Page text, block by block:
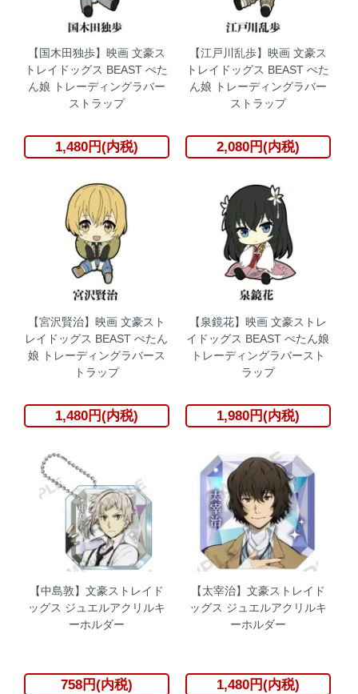
【国木田独歩】映画 文豪ス
トレイドッグス BEAST ぺた
ん娘 トレーディングラバー
ストラップ
1,480円(内税)
【江戸川乱歩】映画 文豪ス
トレイドッグス BEAST ぺた
ん娘 トレーディングラバー
ストラップ
2,080円(内税)
【宮沢賢治】映画 文豪スト
レイドッグス BEAST ぺたん
娘 トレーディングラバース
トラップ
1,480円(内税)
【泉鏡花】映画 文豪ストレ
イドッグス BEAST ぺたん娘
トレーディングラバースト
ラップ
1,980円(内税)
【中島敦】文豪ストレイド
ッグス ジュエルアクリルキ
ーホルダー
758円(内税)
【太宰治】文豪ストレイド
ッグス ジュエルアクリルキ
ーホルダー
1,480円(内税)